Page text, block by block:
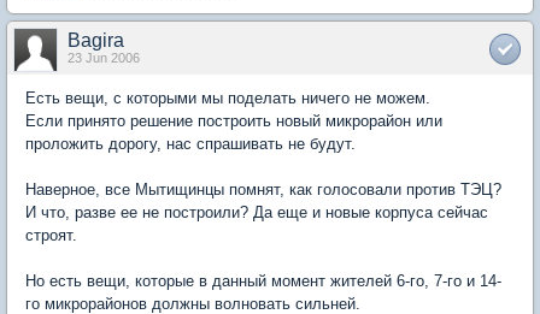
Bagira
23 Jun 2006
Есть вещи, с которыми мы поделать ничего не можем.
Если принято решение построить новый микрорайон или
проложить дорогу, нас спрашивать не будут.
Наверное, все Мытищинцы помнят, как голосовали против ТЭЦ?
И что, разве ее не построили? Да еще и новые корпуса сейчас
строят.
Но есть вещи, которые в данный момент жителей 6-го, 7-го и 14-
го микрорайонов должны волновать сильней.